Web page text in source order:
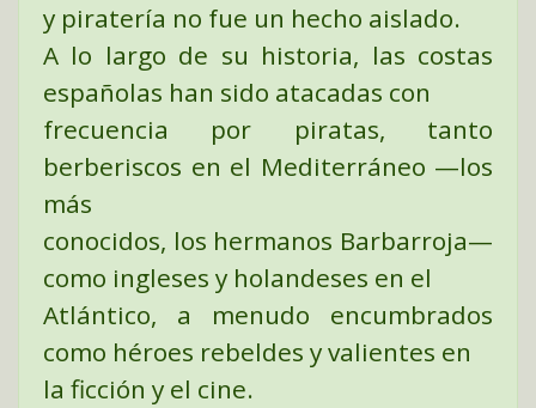
y piratería no fue un hecho aislado.
A lo largo de su historia, las costas
españolas han sido atacadas con
frecuencia por piratas, tanto
berberiscos en el Mediterráneo —los
más
conocidos, los hermanos Barbarroja—
como ingleses y holandeses en el
Atlántico, a menudo encumbrados
como héroes rebeldes y valientes en
la ficción y el cine.